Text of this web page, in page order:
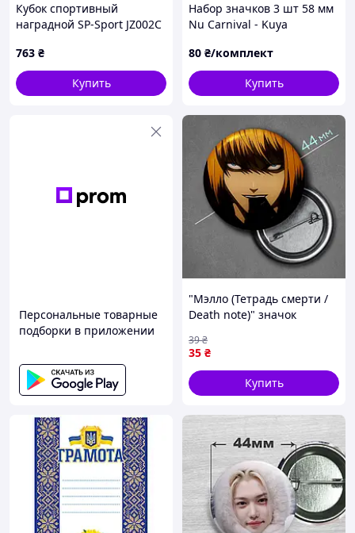
Кубок спортивный
наградной SP-Sport JZ002C
763 ₴
Купить
Набор значков 3 шт 58 мм
Nu Carnival - Kuya
80 ₴/комплект
Купить
Персональные товарные
подборки в приложении
"Мэлло (Тетрадь смерти /
Death note)" значок
мм
35 ₴
39₴
Купить